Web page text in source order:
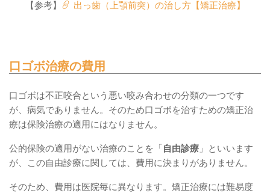
【参考】 出っ歯（上顎前突）の治し方【矯正治療】
口ゴボ治療の費用
口ゴボは不正咬合という悪い咬み合わせの分類の一つです
が、病気でありません。そのため口ゴボを治すための矯正治
療は保険治療の適用にはなりません。
公的保険の適用がない治療のことを「 自由診療 」といいます
が、この自由診療に関しては、費用に決まりがありません。
そのため、費用は医院毎に異なります。矯正治療には難易度